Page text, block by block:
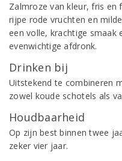
Zalmroze van kleur, fris en
rijpe rode vruchten en
een volle, krachtige smaak
evenwichtige afdronk.
Drinken bij
Uitstekend te combineren
zowel koude schotels als
Houdbaarheid
Op zijn best binnen twee
zeker vier jaar.